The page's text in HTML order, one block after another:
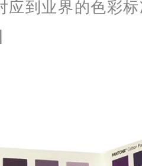
应到业界的色彩